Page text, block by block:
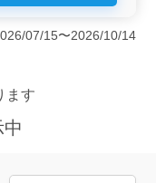
代の自動車整備
力的です。教員と
ら650万円と安定
完備で育児・介
07/15〜2026/10/14
ます